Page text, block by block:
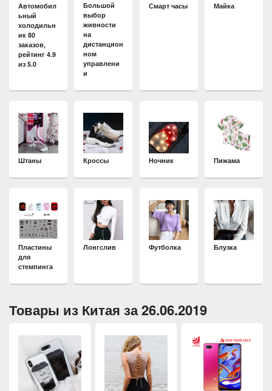
Автомобил
ьный
холодильн
ик 80
заказов,
рейтинг 4.9
из 5.0
Большой
выбор
живности
на
дистанцион
ном
управлени
и
Смарт часы Майка
Штаны Кроссы Ночник Пижама
Пластины
для
стемпинга
Лонгслив Футболка Блузка
Товары из Китая за 26.06.2019